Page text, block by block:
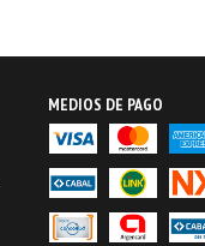
MEDIOS DE PAGO